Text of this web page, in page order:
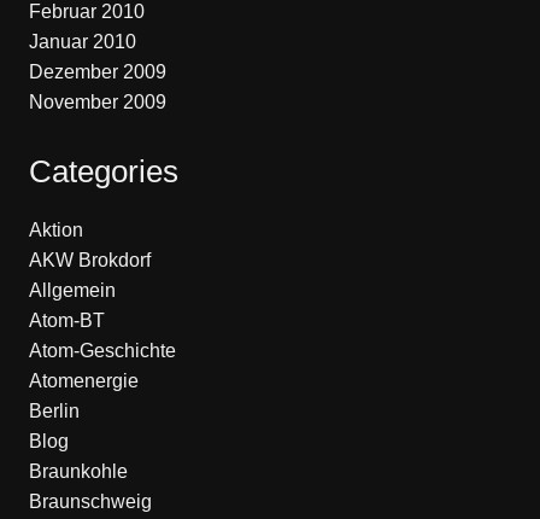
Februar 2010
Januar 2010
Dezember 2009
November 2009
Categories
Aktion
AKW Brokdorf
Allgemein
Atom-BT
Atom-Geschichte
Atomenergie
Berlin
Blog
Braunkohle
Braunschweig